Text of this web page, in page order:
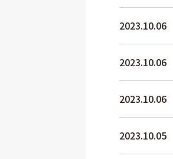
2023.10.06
2023.10.06
2023.10.06
2023.10.05